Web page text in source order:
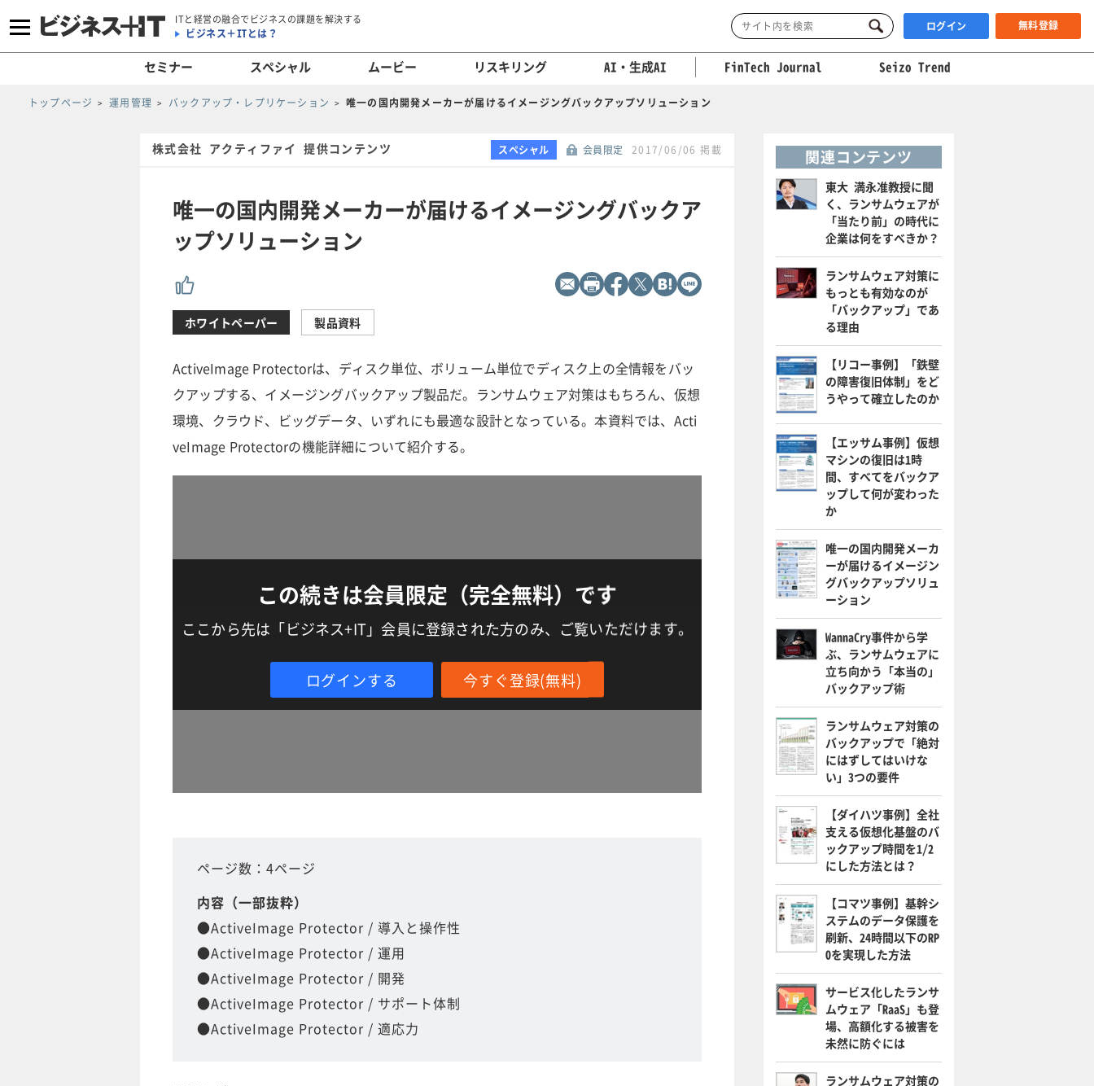
ITと経営の融合でビジネスの課題を解決する
ビジネス＋ITとは？ ログイン 無料登録
セミナー スペシャル ムービー リスキリング AI・生成AI FinTech Journal Seizo Trend
トップページ 運用管理 バックアップ・レプリケーション 唯一の国内開発メーカーが届けるイメージングバックアップソリューション
株式会社 アクティファイ 提供コンテンツ スペシャル 会員限定 2017/06/06 掲載
唯一の国内開発メーカーが届けるイメージングバックア
ップソリューション
ホワイトペーパー 製品資料
ActiveImage Protectorは、ディスク単位、ボリューム単位でディスク上の全情報をバッ
クアップする、イメージングバックアップ製品だ。ランサムウェア対策はもちろん、仮想
環境、クラウド、ビッグデータ、いずれにも最適な設計となっている。本資料では、Acti
veImage Protectorの機能詳細について紹介する。
この続きは会員限定（完全無料）です
ここから先は「ビジネス+IT」会員に登録された方のみ、ご覧いただけます。
ログインする 今すぐ登録(無料)
ページ数：4ページ
内容（一部抜粋）
●ActiveImage Protector / 導入と操作性
●ActiveImage Protector / 運用
●ActiveImage Protector / 開発
●ActiveImage Protector / サポート体制
●ActiveImage Protector / 適応力
関連コンテンツ
東大 満永准教授に聞
く、ランサムウェアが
「当たり前」の時代に
企業は何をすべきか？
ランサムウェア対策に
もっとも有効なのが
「バックアップ」であ
る理由
【リコー事例】「鉄壁
の障害復旧体制」をど
うやって確立したのか
【エッサム事例】仮想
マシンの復旧は1時
間、すべてをバックア
ップして何が変わった
か
唯一の国内開発メーカ
ーが届けるイメージン
グバックアップソリュ
ーション
WannaCry事件から学
ぶ、ランサムウェアに
立ち向かう「本当の」
バックアップ術
ランサムウェア対策の
バックアップで「絶対
にはずしてはいけな
い」3つの要件
【ダイハツ事例】全社
支える仮想化基盤のバ
ックアップ時間を1/2
にした方法とは？
【コマツ事例】基幹シ
ステムのデータ保護を
刷新、24時間以下のRP
Oを実現した方法
サービス化したランサ
ムウェア「RaaS」も登
場、高額化する被害を
未然に防ぐには
ランサムウェア対策の